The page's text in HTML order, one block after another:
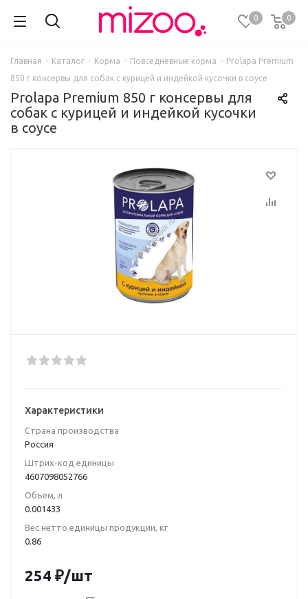
0 0
Главная - Каталог - Корма - Повседневные корма - Prolapa Premium
850 г консервы для собак с курицей и индейкой кусочки в соусе
Prolapa Premium 850 г консервы для
собак с курицей и индейкой кусочки
в соусе
Характеристики
Страна производства
Poccия
Штрих-код единицы
4607098052766
Объем, л
0.001433
Вес нетто единицы продукции, кг
0.86
254 ₽/шт